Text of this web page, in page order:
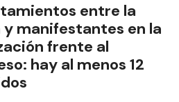
entre la
y manifestantes en la
frente al
hay al menos 12